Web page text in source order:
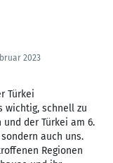
2023
Türkei
wichtig, schnell zu
der Türkei am 6.
auch uns.
Regionen